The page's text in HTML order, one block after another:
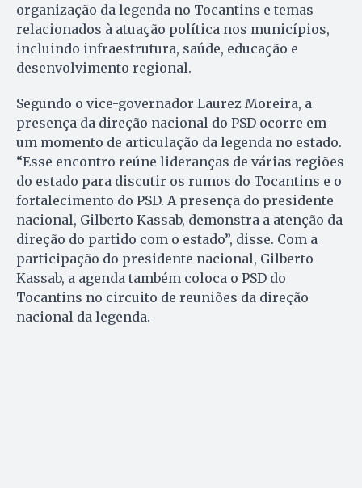
organização da legenda no Tocantins e temas
relacionados à atuação política nos municípios,
incluindo infraestrutura, saúde, educação e
desenvolvimento regional.
Segundo o vice-governador Laurez Moreira, a
presença da direção nacional do PSD ocorre em
um momento de articulação da legenda no estado.
“Esse encontro reúne lideranças de várias regiões
do estado para discutir os rumos do Tocantins e o
fortalecimento do PSD. A presença do presidente
nacional, Gilberto Kassab, demonstra a atenção da
direção do partido com o estado”, disse. Com a
participação do presidente nacional, Gilberto
Kassab, a agenda também coloca o PSD do
Tocantins no circuito de reuniões da direção
nacional da legenda.